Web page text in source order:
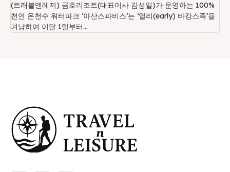
(트래블앤레저) 금호리조트(대표이사 김성일)가 운영하는 100%
천연 온천수 워터파크 ‘아산스파비스’는 ‘얼리(early) 바캉스족’을
겨냥하여 이달 1일부터...